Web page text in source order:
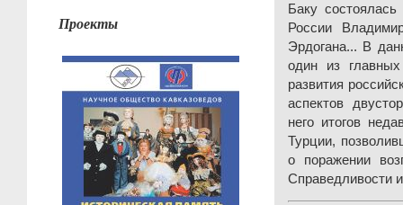
Проекты
Баку
России
Эрдогана... В
один из
развития
аспектов
него итогов
Турции,
о поражении
Справедливости